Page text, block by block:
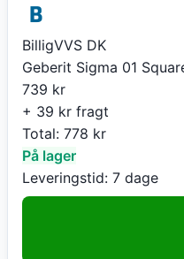
BilligVVS DK
Geberit Sigma 01
739 kr
+ 39 kr fragt
Total: 778 kr
På lager
Leveringstid: 7 dage